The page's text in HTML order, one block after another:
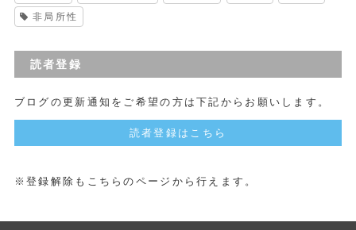
非局所性
読者登録
ブログの更新通知をご希望の方は下記からお願いします。
読者登録はこちら
※登録解除もこちらのページから行えます。